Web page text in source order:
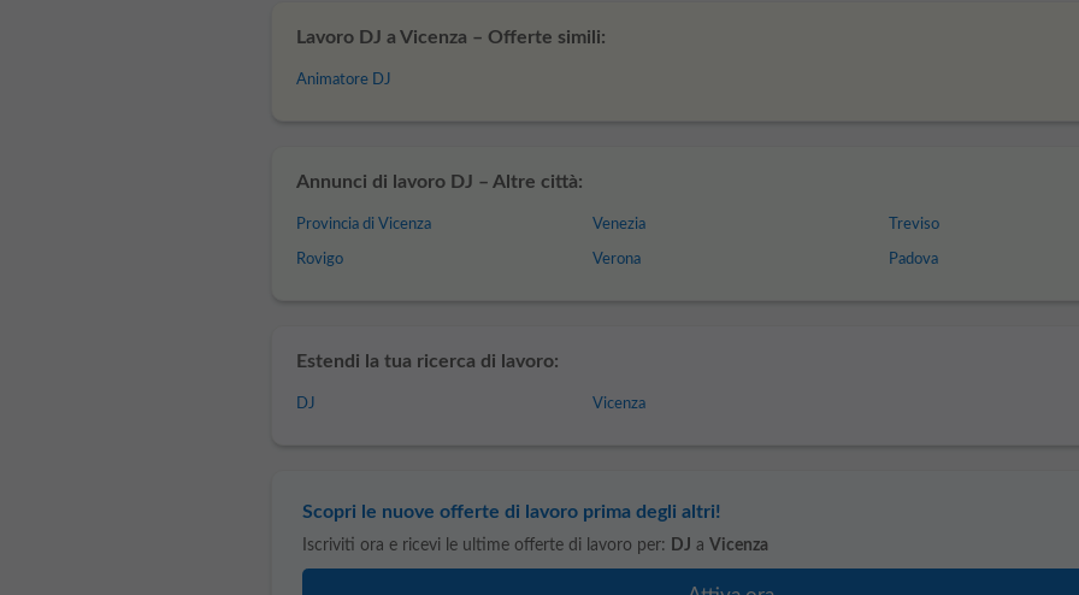
Lavoro DJ a Vicenza – Offerte simili:
Animatore DJ
Annunci di lavoro DJ – Altre città:
Provincia di Vicenza
Rovigo
Venezia
Verona
Treviso
Padova
Estendi la tua ricerca di lavoro:
DJ Vicenza
Scopri le nuove offerte di lavoro prima degli altri!
Iscriviti ora e ricevi le ultime offerte di lavoro per: DJ a Vicenza